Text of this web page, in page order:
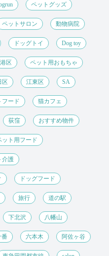
ペットグッズ
ペットサロン 動物病院
ドッグトイ Dog toy
港区 ペット用おもちゃ
区 江東区 SA
フード 猫カフェ
荻窪 おすすめ物件
ット用フード
介護
ドッグフード
旅行 道の駅
下北沢 八幡山
番 六本木 阿佐ヶ谷